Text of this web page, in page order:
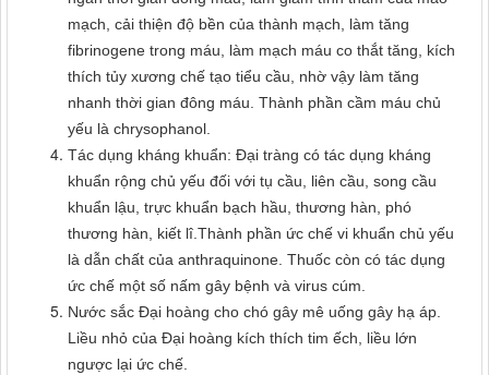
mạch, cải thiện độ bền của thành mạch, làm tăng
fibrinogene trong máu, làm mạch máu co thắt tăng, kích
thích tủy xương chế tạo tiểu cầu, nhờ vậy làm tăng
nhanh thời gian đông máu. Thành phần cầm máu chủ
yếu là chrysophanol.
Tác dụng kháng khuẩn: Đại tràng có tác dụng kháng
khuẩn rộng chủ yếu đối với tụ cầu, liên cầu, song cầu
khuẩn lậu, trực khuẩn bạch hầu, thương hàn, phó
thương hàn, kiết lî.Thành phần ức chế vi khuẩn chủ yếu
là dẫn chất của anthraquinone. Thuốc còn có tác dụng
ức chế một số nấm gây bệnh và virus cúm.
Nước sắc Đại hoàng cho chó gây mê uống gây hạ áp.
Liều nhỏ của Đại hoàng kích thích tim ếch, liều lớn
ngược lại ức chế.